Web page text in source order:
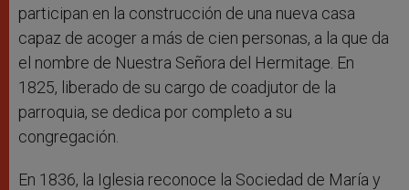
participan en la construcción de una nueva casa
capaz de acoger a más de cien personas, a la que da
el nombre de Nuestra Señora del Hermitage. En
1825, liberado de su cargo de coadjutor de la
parroquia, se dedica por completo a su
congregación.
En 1836, la Iglesia reconoce la Sociedad de María y